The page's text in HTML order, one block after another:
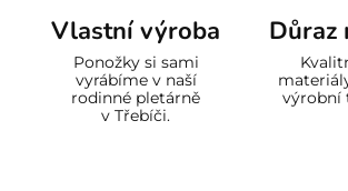
Vlastní výroba
Ponožky si sami
vyrábíme v naší
rodinné pletárně
v Třebíči.
Důraz
výrobní